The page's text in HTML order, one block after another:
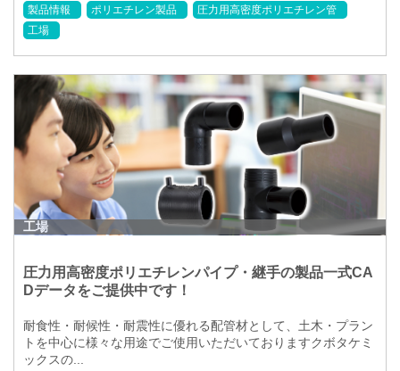
製品情報 ポリエチレン製品
圧力用高密度ポリエチレン管
工場
工場
圧力用高密度ポリエチレンパイプ・継手の製品一式CA
Dデータをご提供中です！
耐食性・耐候性・耐震性に優れる配管材として、土木・プラン
トを中心に様々な用途でご使用いただいておりますクボタケミ
ックスの...